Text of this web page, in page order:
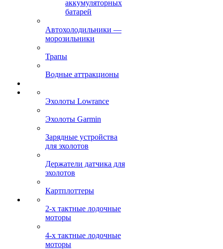
аккумуляторных
батарей
Автохолодильники —
морозильники
Трапы
Водные аттракционы
Эхолоты Lowrance
Эхолоты Garmin
Зарядные устройства
для эхолотов
Держатели датчика для
эхолотов
Картплоттеры
2-х тактные лодочные
моторы
4-х тактные лодочные
моторы